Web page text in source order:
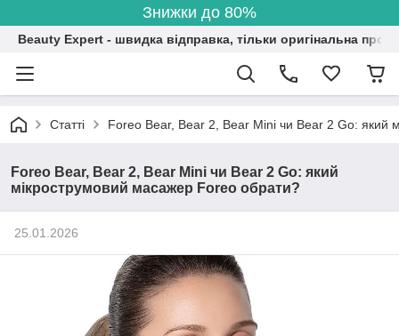
Знижки до 80%
Beauty Expert - швидка відправка, тільки оригінальна
Статті Foreo Bear, Bear 2, Bear Mini чи Bear 2 Go: який
Foreo Bear, Bear 2, Bear Mini чи Bear 2 Go: який
мікрострумовий масажер Foreo обрати?
25.01.2026